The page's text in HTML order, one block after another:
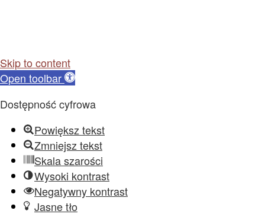
Skip to content
Open toolbar
Dostępność cyfrowa
Powiększ tekst
Zmniejsz tekst
Skala szarości
Wysoki kontrast
Negatywny kontrast
Jasne tło